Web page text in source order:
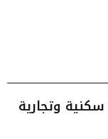
سكنية وتجارية